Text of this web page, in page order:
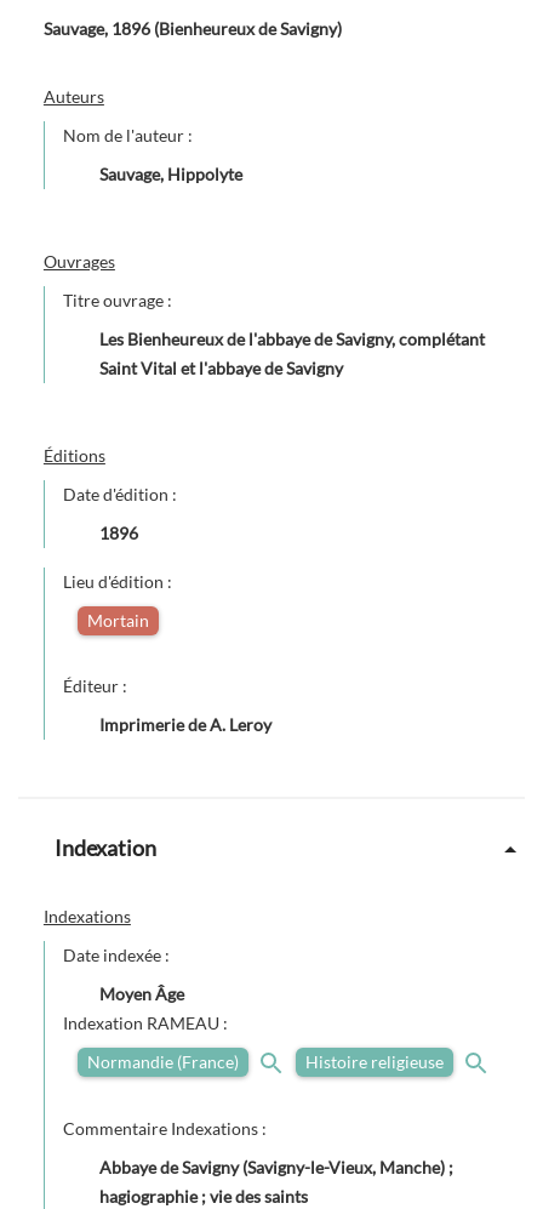
Sauvage, 1896 (Bienheureux de Savigny)
Auteurs
Nom de l'auteur :
Sauvage, Hippolyte
Ouvrages
Titre ouvrage :
Les Bienheureux de l'abbaye de Savigny, complétant
Saint Vital et l'abbaye de Savigny
Éditions
Date d'édition :
1896
Lieu d'édition :
Mortain
Éditeur :
Imprimerie de A. Leroy
Indexation
Indexations
Date indexée :
Moyen Âge
Indexation RAMEAU :
Normandie (France)
Histoire religieuse
Commentaire Indexations :
Abbaye de Savigny (Savigny-le-Vieux, Manche) ;
hagiographie ; vie des saints